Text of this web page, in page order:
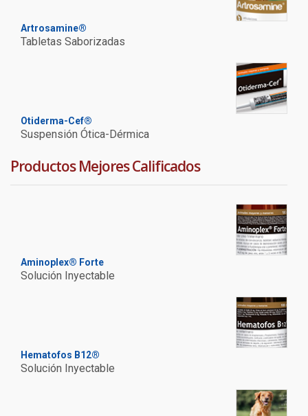
Artrosamine®
Tabletas Saborizadas
Otiderma-Cef®
Suspensión Ótica-Dérmica
Productos Mejores Calificados
Aminoplex® Forte
Solución Inyectable
Hematofos B12®
Solución Inyectable